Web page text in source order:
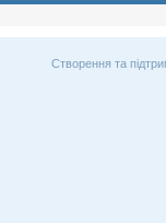
Створення та